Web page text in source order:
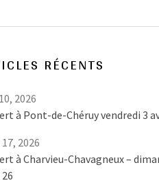
RÉCENTS
à Pont-de-Chéruy vendredi 3
2026
à Charvieu-Chavagneux –
2026